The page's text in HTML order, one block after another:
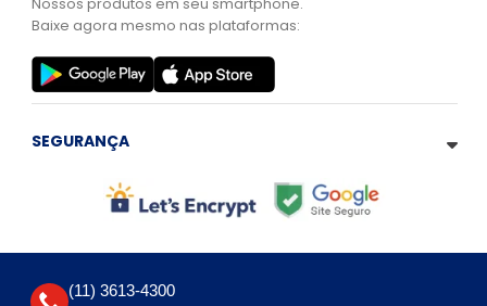
Baixe agora mesmo nas plataformas:
SEGURANÇA
(11) 3613-4300